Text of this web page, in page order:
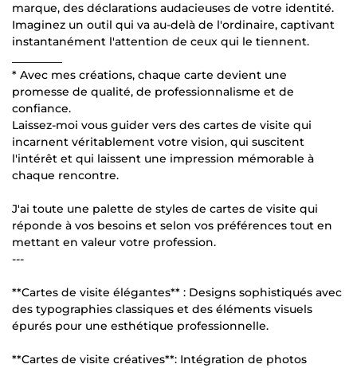
marque, des déclarations audacieuses de votre identité.
Imaginez un outil qui va au-delà de l'ordinaire, captivant
instantanément l'attention de ceux qui le tiennent.
* Avec mes créations, chaque carte devient une
promesse de qualité, de professionnalisme et de
confiance.
Laissez-moi vous guider vers des cartes de visite qui
incarnent véritablement votre vision, qui suscitent
l'intérêt et qui laissent une impression mémorable à
chaque rencontre.
J'ai toute une palette de styles de cartes de visite qui
réponde à vos besoins et selon vos préférences tout en
mettant en valeur votre profession.
---
**Cartes de visite élégantes** : Designs sophistiqués avec
des typographies classiques et des éléments visuels
épurés pour une esthétique professionnelle.
**Cartes de visite créatives**: Intégration de photos